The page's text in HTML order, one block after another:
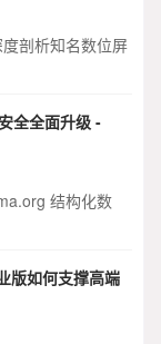
剖析知名数位屏
全全面升级 -
结构化数
版如何支撑高端